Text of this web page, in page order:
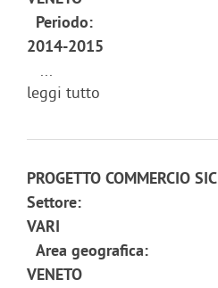
Periodo:
2014-2015
...
leggi tutto
PROGETTO COMMERCIO
Settore:
VARI
Area geografica:
VENETO